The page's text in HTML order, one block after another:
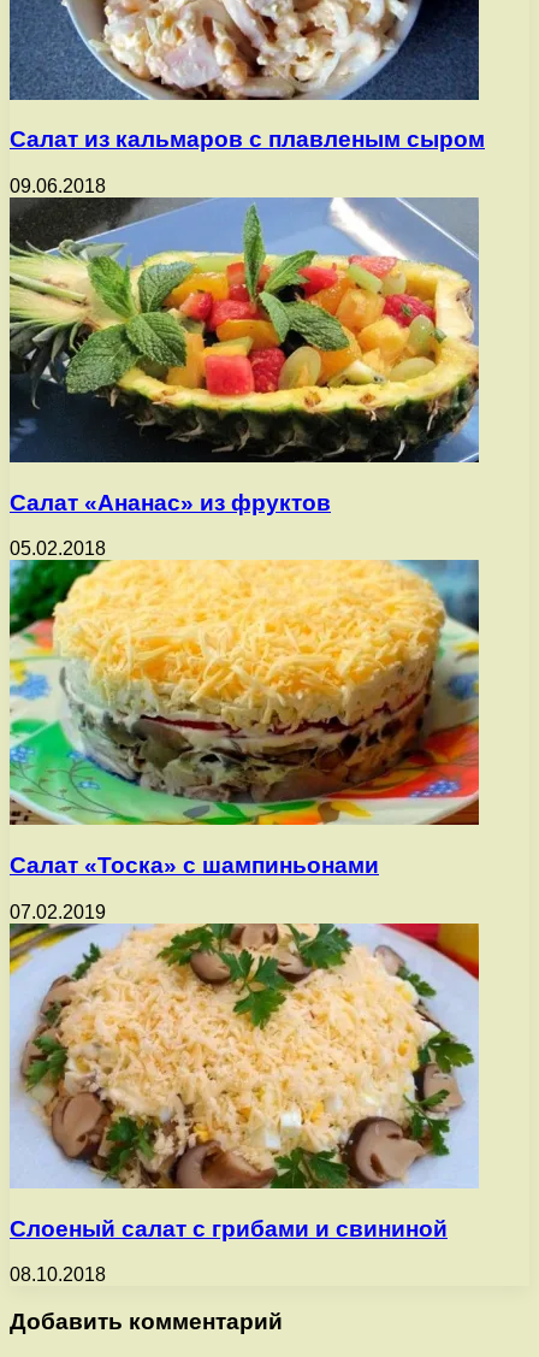
Салат из кальмаров с плавленым сыром
09.06.2018
Салат «Ананас» из фруктов
05.02.2018
Салат «Тоска» с шампиньонами
07.02.2019
Слоеный салат с грибами и свининой
08.10.2018
Добавить комментарий